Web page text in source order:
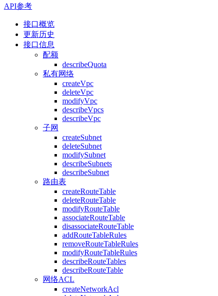
API参考
接口概览
更新历史
接口信息
配额
describeQuota
私有网络
createVpc
deleteVpc
modifyVpc
describeVpcs
describeVpc
子网
createSubnet
deleteSubnet
modifySubnet
describeSubnets
describeSubnet
路由表
createRouteTable
deleteRouteTable
modifyRouteTable
associateRouteTable
disassociateRouteTable
addRouteTableRules
removeRouteTableRules
modifyRouteTableRules
describeRouteTables
describeRouteTable
网络ACL
createNetworkAcl